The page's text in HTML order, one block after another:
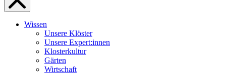
Wissen
Unsere Klöster
Unsere Expert:innen
Klosterkultur
Gärten
Wirtschaft